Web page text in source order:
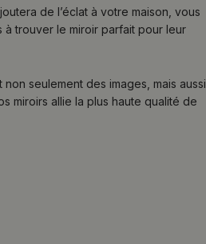
de l’éclat à votre maison, vous
à trouver le miroir parfait pour leur
seulement des images, mais aussi
miroirs allie la plus haute qualité de